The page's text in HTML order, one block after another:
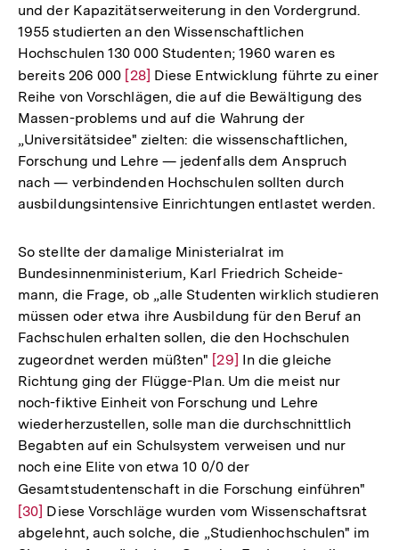
Fußnote
und der Kapazitätserweiterung in den Vordergrund.
1955 studierten an den Wissenschaftlichen
Hochschulen 130 000 Studenten; 1960 waren es
bereits 206 000 Zur
Auflösung
der
Fußnote
[28] Diese Entwicklung führte zu einer
Reihe von Vorschlägen, die auf die Bewältigung des
Massen-problems und auf die Wahrung der
„Universitätsidee" zielten: die wissenschaftlichen,
Forschung und Lehre — jedenfalls dem Anspruch
nach — verbindenden Hochschulen sollten durch
ausbildungsintensive Einrichtungen entlastet werden.
So stellte der damalige Ministerialrat im
Bundesinnenministerium, Karl Friedrich Scheide-
mann, die Frage, ob „alle Studenten wirklich studieren
müssen oder etwa ihre Ausbildung für den Beruf an
Fachschulen erhalten sollen, die den Hochschulen
zugeordnet werden müßten" Zur
Auflösung
der
Fußnote
[29] In die gleiche
Richtung ging der Flügge-Plan. Um die meist nur
noch-fiktive Einheit von Forschung und Lehre
wiederherzustellen, solle man die durchschnittlich
Begabten auf ein Schulsystem verweisen und nur
noch eine Elite von etwa 10 0/0 der
Gesamtstudentenschaft in die Forschung einführen"
der
[30] Diese Vorschläge wurden vom Wissenschaftsrat
abgelehnt, auch solche, die „Studienhochschulen" im